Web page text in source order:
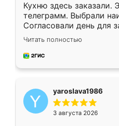
Кухню здесь заказали.
телеграмм. Выбрали
Согласовали день для
недели кухня была уже
довольны работой.
мебель за качественную
Читать полностью
yaroslava1986
3 августа 2026